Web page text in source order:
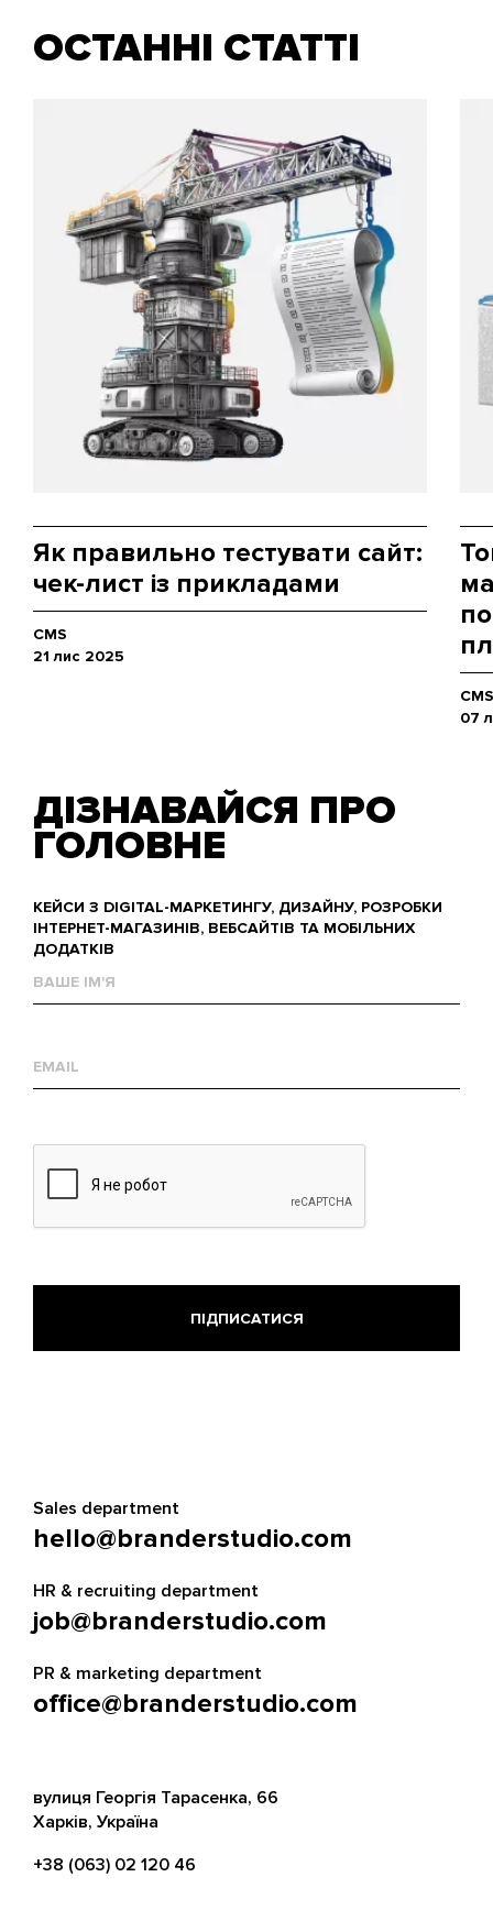
ОСТАННІ СТАТТІ
Як правильно тестувати сайт:
чек-лист із прикладами
CMS
21 лис 2025
CMS
07
ДІЗНАВАЙСЯ ПРО
ГОЛОВНЕ
КЕЙСИ З DIGITAL-МАРКЕТИНГУ, ДИЗАЙНУ, РОЗРОБКИ
ІНТЕРНЕТ-МАГАЗИНІВ, ВЕБСАЙТІВ ТА МОБІЛЬНИХ
ДОДАТКІВ
им'я
mail
Sales department
hello@branderstudio.com
HR & recruiting department
job@branderstudio.com
PR & marketing department
office@branderstudio.com
вулиця Георгія Тарасенка, 66
Харків, Україна
+38 (063) 02 120 46